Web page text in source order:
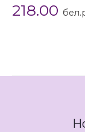
218.00